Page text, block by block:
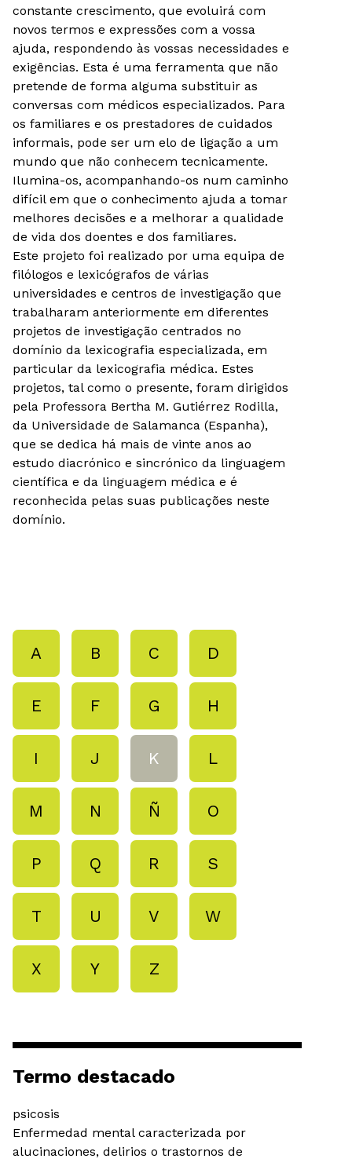
constante crescimento, que evoluirá com
novos termos e expressões com a vossa
ajuda, respondendo às vossas necessidades e
exigências. Esta é uma ferramenta que não
pretende de forma alguma substituir as
conversas com médicos especializados. Para
os familiares e os prestadores de cuidados
informais, pode ser um elo de ligação a um
mundo que não conhecem tecnicamente.
Ilumina-os, acompanhando-os num caminho
difícil em que o conhecimento ajuda a tomar
melhores decisões e a melhorar a qualidade
de vida dos doentes e dos familiares.
Este projeto foi realizado por uma equipa de
filólogos e lexicógrafos de várias
universidades e centros de investigação que
trabalharam anteriormente em diferentes
projetos de investigação centrados no
domínio da lexicografia especializada, em
particular da lexicografia médica. Estes
projetos, tal como o presente, foram dirigidos
pela Professora Bertha M. Gutiérrez Rodilla,
da Universidade de Salamanca (Espanha),
que se dedica há mais de vinte anos ao
estudo diacrónico e sincrónico da linguagem
científica e da linguagem médica e é
reconhecida pelas suas publicações neste
domínio.
A B C D
E F G H
I J K L
M N Ñ O
P Q R S
T U V W
X Y Z
Termo destacado
psicosis
Enfermedad mental caracterizada por
alucinaciones, delirios o trastornos de